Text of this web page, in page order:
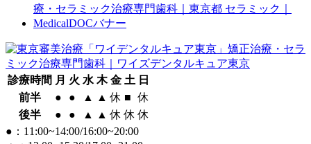
診療時間 月 火 水 木 金 土 日
前半
● ● ▲ ▲ 休 ■
休
後半
● ● ▲ ▲ 休 休 休
●：11:00~14:00/16:00~20:00